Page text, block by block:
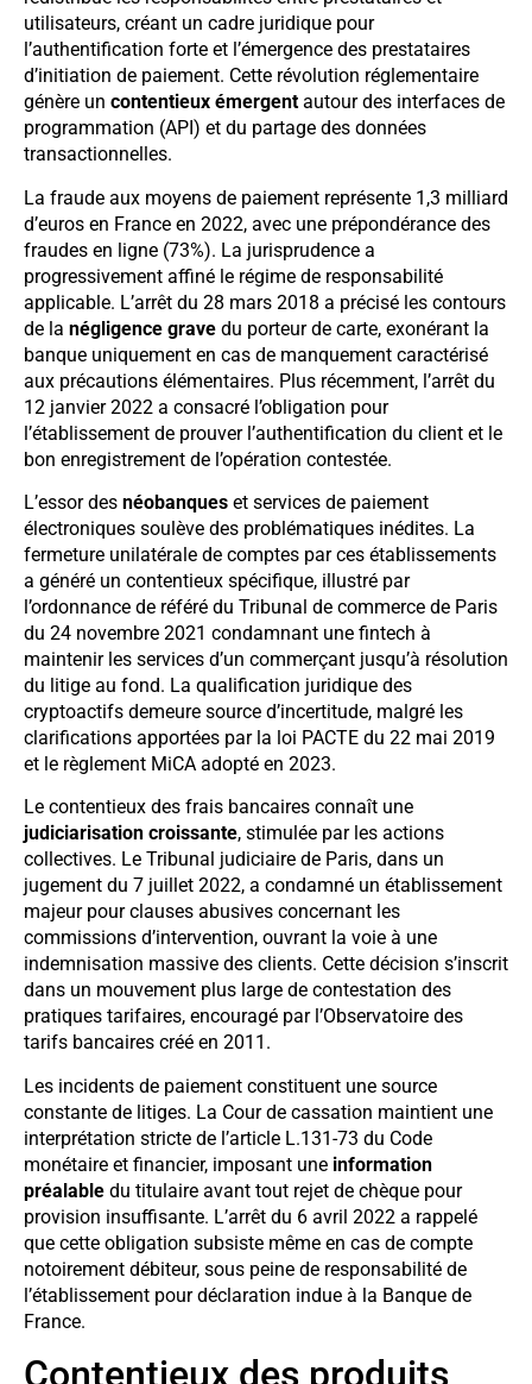
utilisateurs, créant un cadre juridique pour
l’authentification forte et l’émergence des prestataires
d’initiation de paiement. Cette révolution réglementaire
génère un contentieux émergent autour des interfaces de
programmation (API) et du partage des données
transactionnelles.
La fraude aux moyens de paiement représente 1,3 milliard
d’euros en France en 2022, avec une prépondérance des
fraudes en ligne (73%). La jurisprudence a
progressivement affiné le régime de responsabilité
applicable. L’arrêt du 28 mars 2018 a précisé les contours
de la négligence grave du porteur de carte, exonérant la
banque uniquement en cas de manquement caractérisé
aux précautions élémentaires. Plus récemment, l’arrêt du
12 janvier 2022 a consacré l’obligation pour
l’établissement de prouver l’authentification du client et le
bon enregistrement de l’opération contestée.
L’essor des néobanques et services de paiement
électroniques soulève des problématiques inédites. La
fermeture unilatérale de comptes par ces établissements
a généré un contentieux spécifique, illustré par
l’ordonnance de référé du Tribunal de commerce de Paris
du 24 novembre 2021 condamnant une fintech à
maintenir les services d’un commerçant jusqu’à résolution
du litige au fond. La qualification juridique des
cryptoactifs demeure source d’incertitude, malgré les
clarifications apportées par la loi PACTE du 22 mai 2019
et le règlement MiCA adopté en 2023.
Le contentieux des frais bancaires connaît une
judiciarisation croissante, stimulée par les actions
collectives. Le Tribunal judiciaire de Paris, dans un
jugement du 7 juillet 2022, a condamné un établissement
majeur pour clauses abusives concernant les
commissions d’intervention, ouvrant la voie à une
indemnisation massive des clients. Cette décision s’inscrit
dans un mouvement plus large de contestation des
pratiques tarifaires, encouragé par l’Observatoire des
tarifs bancaires créé en 2011.
Les incidents de paiement constituent une source
constante de litiges. La Cour de cassation maintient une
interprétation stricte de l’article L.131-73 du Code
monétaire et financier, imposant une information
préalable du titulaire avant tout rejet de chèque pour
provision insuffisante. L’arrêt du 6 avril 2022 a rappelé
que cette obligation subsiste même en cas de compte
notoirement débiteur, sous peine de responsabilité de
l’établissement pour déclaration indue à la Banque de
France.
Contentieux des produits